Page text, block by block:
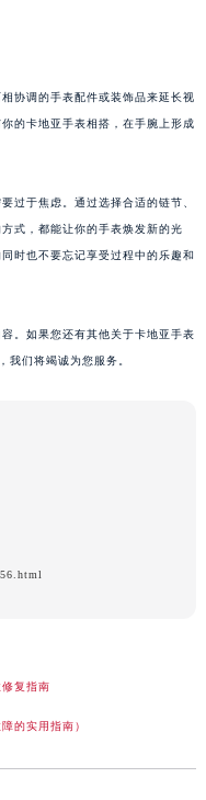
协调的手表配件或装饰品来延长视
的卡地亚手表相搭，在手腕上形成
过于焦虑。通过选择合适的链节、
式，都能让你的手表焕发新的光
时也不要忘记享受过程中的乐趣和
。如果您还有其他关于卡地亚手表
我们将竭诚为您服务。
复指南
的实用指南）